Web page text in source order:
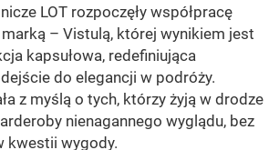
LOT rozpoczęły współpracę
– Vistulą, której wynikiem jest
kapsułowa, redefiniująca
do elegancji w podróży.
z myślą o tych, którzy żyją w drodze
nienagannego wyglądu, bez
kwestii wygody.